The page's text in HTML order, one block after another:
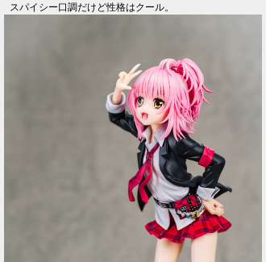
スパイシー口調だけど性格はクール。